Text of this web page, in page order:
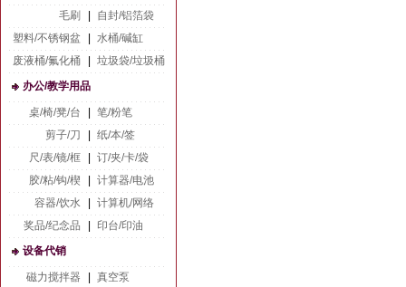
毛刷
自封/铝箔袋
塑料/不锈钢盆
水桶/碱缸
废液桶/氟化桶
垃圾袋/垃圾桶
办公/教学用品
桌/椅/凳/台
笔/粉笔
剪子/刀
纸/本/签
尺/表/镜/框
订/夹/卡/袋
胶/粘/钩/楔
计算器/电池
容器/饮水
计算机/网络
奖品/纪念品
印台/印油
设备代销
磁力搅拌器
真空泵